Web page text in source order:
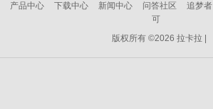
产品中心 下载中心 新闻中心 问答社区 追梦者
可
版权所有 ©2026 拉卡拉 |